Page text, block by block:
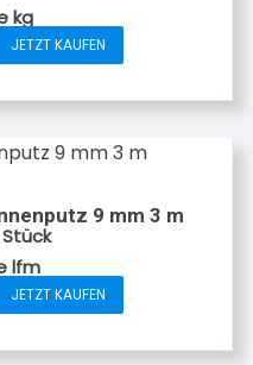
kg
JETZT KAUFEN
9 mm 3 m
lfm
JETZT KAUFEN